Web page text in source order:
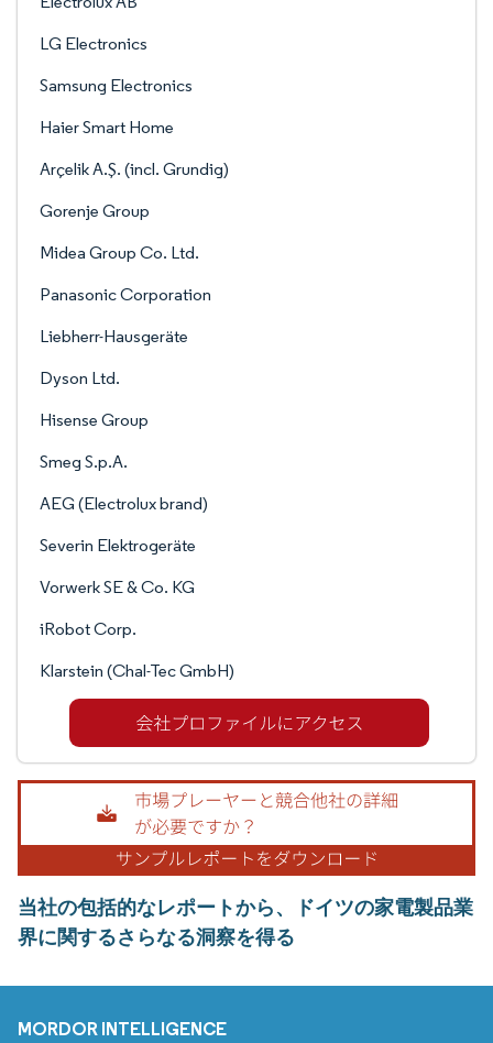
LG Electronics
Samsung Electronics
Haier Smart Home
Arçelik A.Ş. (incl. Grundig)
Gorenje Group
Midea Group Co. Ltd.
Panasonic Corporation
Liebherr-Hausgeräte
Dyson Ltd.
Hisense Group
Smeg S.p.A.
AEG (Electrolux brand)
Severin Elektrogeräte
Vorwerk SE & Co. KG
iRobot Corp.
Klarstein (Chal-Tec GmbH)
当社の包括的なレポートから、ドイツの家電製品業
界に関するさらなる洞察を得る
MORDOR INTELLIGENCE